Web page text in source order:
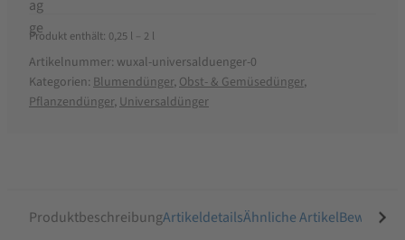
Produkt enthält: 0,25 l – 2 l
Artikelnummer: wuxal-universalduenger-0
Kategorien: Blumendünger, Obst- & Gemüsedünger,
Pflanzendünger, Universaldünger
ProduktbeschreibungArtikeldetailsÄhnliche Artikel